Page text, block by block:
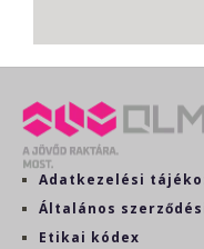
Adatkezelési
Általános
Etikai kódex